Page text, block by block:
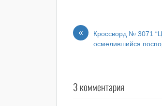
«
Кроссворд № 3071
осмелившийся
3 комментария